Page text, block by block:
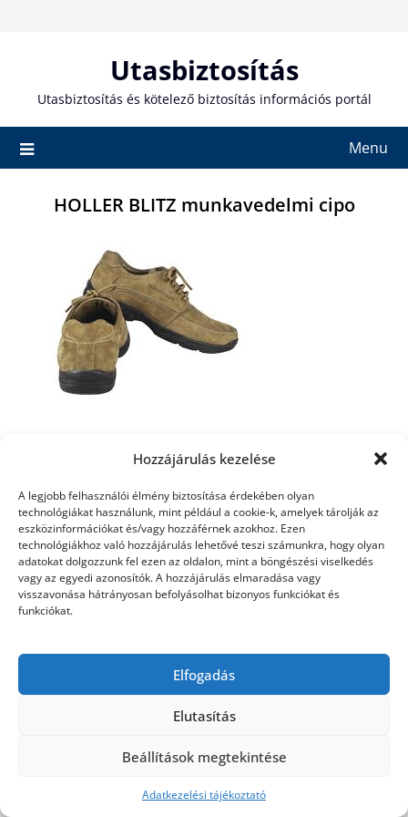
Hozzájárulás kezelése
A legjobb felhasználói élmény biztosítása érdekében olyan
technológiákat használunk, mint például a cookie-k, amelyek tárolják az
eszközinformációkat és/vagy hozzáférnek azokhoz. Ezen
technológiákhoz való hozzájárulás lehetővé teszi számunkra, hogy olyan
adatokat dolgozzunk fel ezen az oldalon, mint a böngészési viselkedés
vagy az egyedi azonosítók. A hozzájárulás elmaradása vagy
visszavonása hátrányosan befolyásolhat bizonyos funkciókat és
funkciókat.
Elfogadás
Elutasítás
Beállítások megtekintése
Adatkezelési tájékoztató
Utasbiztosítás
Utasbiztosítás és kötelező biztosítás információs portál
Menu
HOLLER BLITZ munkavedelmi cipo
WordPress Theme